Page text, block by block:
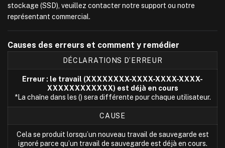
stockage (SSD), veuillez contacter notre support ou notre
représentant commercial.
Causes des erreurs et comment y remédier
DÉCLARATIONS D’ERREUR
Erreur : le travail (XXXXXXXX-XXXX-XXXX-XXXX-
XXXXXXXXXXXX) est déjà en cours
*La chaîne dans les () sera différente pour chaque utilisateur.
CAUSE
Cela se produit lorsqu’un nouveau travail de sauvegarde est
ignoré parce qu’un travail de sauvegarde est déjà en cours.